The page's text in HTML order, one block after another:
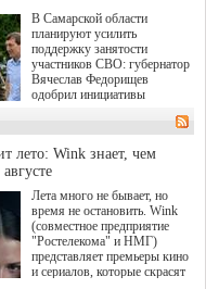
В Самарской области
планируют усилить
поддержку занятости
участников СВО: губернатор
Вячеслав Федорищев
одобрил инициативы
направленные на
трудоустройство и более
мирной жизни.
лето: Wink знает, чем
Лета много не бывает, но
время не остановить. Wink
(совместное предприятие
"Ростелекома" и НМГ)
представляет премьеры кино
и сериалов, которые скрасят